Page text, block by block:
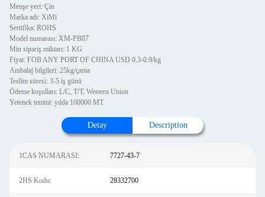
Menşe yeri: Çin
Marka adı: XiMi
Sertifika: ROHS
Model numarası: XM-PB07
Min sipariş miktarı: 1 KG
Fiyat: FOB ANY PORT OF CHINA USD 0.3-0.9/kg
Ambalaj bilgileri: 25kg/çanta
Teslim süresi: 3-5 iş günü
Ödeme koşulları: L/C, T/T, Western Union
Yetenek temini: yılda 100000 MT
Detay Description
1CAS NUMARASI: 7727-43-7
2HS Kodu: 28332700